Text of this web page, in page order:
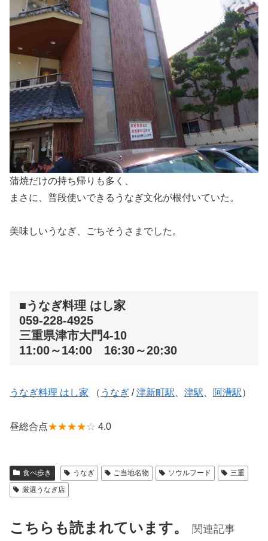
蒲焼だけの持ち帰りも多く、
まさに、普段使いできるうなぎ文化が根付いていた。
美味しいうなぎ、ごちそうさまでした。
■うなぎ料理 はし家
059-228-4925
三重県津市大門4-10
11:00～14:00 16:30～20:30
うなぎ料理 はし家 （ うなぎ /津新町駅 津駅 阿漕駅）
昼総合点★★★★☆ 4.0
食べ歩き うなぎ ご当地名物 ソウルフード
三重
厳選うなぎ店
こちらも読まれています。 関連記事